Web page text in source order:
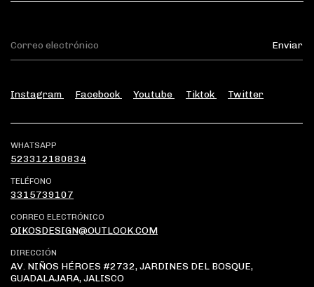
Instagram Facebook Youtube Tiktok Twitter
WHATSAPP
523312180834
TELÉFONO
3315739107
CORREO ELECTRÓNICO
OIKOSDESIGN@OUTLOOK.COM
DIRECCIÓN
AV. NIÑOS HÉROES #2732, JARDINES DEL BOSQUE,
GUADALAJARA, JALISCO